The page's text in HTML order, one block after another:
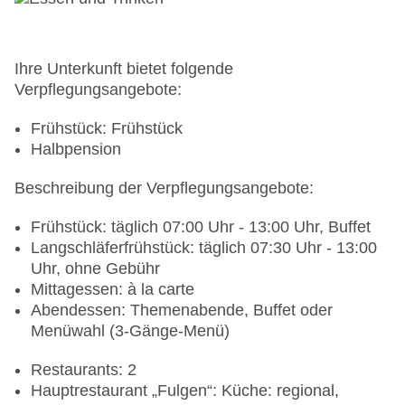
Ihre Unterkunft bietet folgende
Verpflegungsangebote:
Frühstück: Frühstück
Halbpension
Beschreibung der Verpflegungsangebote:
Frühstück: täglich 07:00 Uhr - 13:00 Uhr, Buffet
Langschläferfrühstück: täglich 07:30 Uhr - 13:00
Uhr, ohne Gebühr
Mittagessen: à la carte
Abendessen: Themenabende, Buffet oder
Menüwahl (3-Gänge-Menü)
Restaurants: 2
Hauptrestaurant „Fulgen“: Küche: regional,